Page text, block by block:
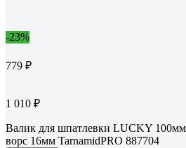
-23%
779 ₽
1 010 ₽
Валик для шпатлевки LUCKY
ворс 16мм TarnamidPRO 887704